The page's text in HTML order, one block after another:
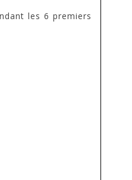
les 6 premiers